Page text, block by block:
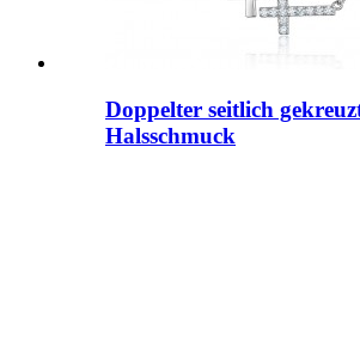
Doppelter seitlich
Halsschmuck